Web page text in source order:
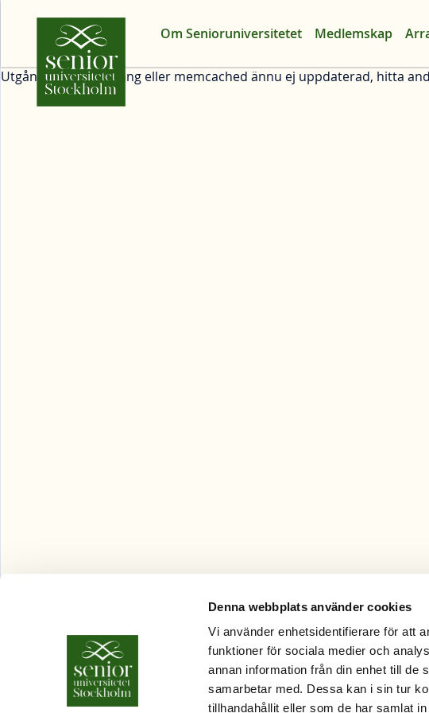
Denna webbplats använder cookies
Vi använder enhetsidentifierare för att
funktioner för sociala medier och
annan information från din enhet till de
samarbetar med. Dessa kan i sin tur
tillhandahållit eller som de har samlat
Om Senioruniversitetet Medlemskap
Sök
Utgånget arrangemang eller memcached ännu ej uppdaterad, hitta